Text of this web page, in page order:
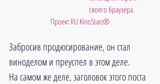
своего браузера.
Проект RU KinoStarz®
Забросив продюсирование, он стал
виноделом и преуспел в этом деле.
На самом же деле, заголовок этого поста